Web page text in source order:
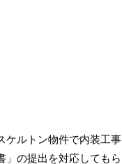
ケルトン物件で内装工事
」の提出を対応してもら